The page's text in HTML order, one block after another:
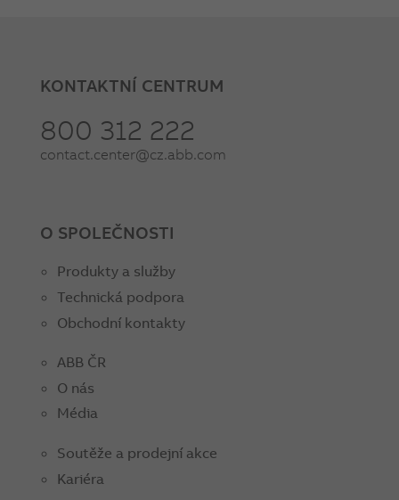
KONTAKTNÍ CENTRUM
800 312 222
contact.center@cz.abb.com
O SPOLEČNOSTI
Produkty a služby
Technická podpora
Obchodní kontakty
ABB ČR
O nás
Média
Soutěže a prodejní akce
Kariéra